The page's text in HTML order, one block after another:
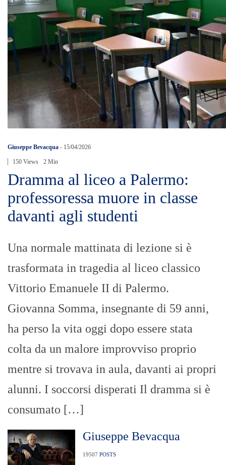
Giuseppe Bevacqua - 15/04/2026
150 Views 2 Min
Dramma al liceo a Palermo:
professoressa muore in classe
davanti agli studenti
Una normale mattinata di lezione si è
trasformata in tragedia al liceo classico
Vittorio Emanuele II di Palermo.
Giovanna Somma, insegnante di 59 anni,
ha perso la vita oggi dopo essere stata
colta da un malore improvviso proprio
mentre si trovava in aula, davanti ai propri
alunni. I soccorsi disperati Il dramma si è
consumato […]
Giuseppe Bevacqua
19507 POSTS